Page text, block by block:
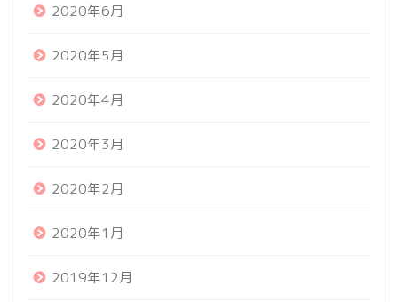
2020年6月
2020年5月
2020年4月
2020年3月
2020年2月
2020年1月
2019年12月